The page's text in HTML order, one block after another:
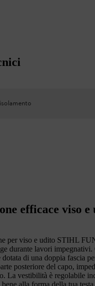
efficace viso e
per viso e udito STIHL
durante lavori impegnativi.
dotata di una doppia fascia
posteriore del capo,
La vestibilità è regolabile
bene alla forma della tua